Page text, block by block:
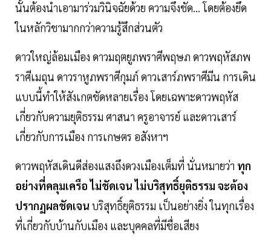
นั้นต้องนำเอามาร่วมวินิจฉัยด้วย ความจึงชัด... โดยต้องยึด
ในหลักวิชามากกว่าความรู้สึกส่วนตัว
ดาวใหญ่ล้อมเมือง ดาวมฤตยูภพราศีพฤษภ ดาวพฤหัสภพ
ราศีเมถุน ดาวราหูภพราศีกุมภ์ ดาวเสาร์ภพราศีมีน การเดิน
แบบนี้ทำให้สังเกตชัดหลายเรื่อง โดยเฉพาะดาวพฤหัส
เกี่ยวกับความยุติธรรม ศาสนา ครูอาจารย์ และดาวเสาร์
เกี่ยวกับการเมือง การเกษตร อสังหาฯ
ดาวพฤหัสเดินดีส่องแสงถึงดวงเมืองเต็มที่ นั่นหมายว่า ทุก
อย่างที่คลุมเครือ ไม่ชัดเจน ไม่บริสุทธิ์ยุติธรรม จะต้อง
ปรากฏผลชัดเจน บริสุทธิ์ยุติธรรม เป็นอย่างยิ่ง ในทุกเรื่อง
ที่เกี่ยวกับบ้านกับเมือง และบุคคลที่มีชื่อเสียง